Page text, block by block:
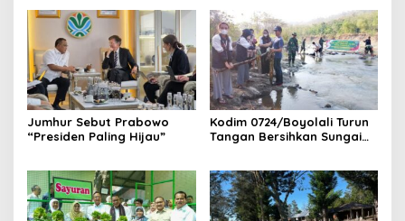
Jumhur Sebut Prabowo
“Presiden Paling Hijau”
Kodim 0724/Boyolali Turun
Tangan Bersihkan Sungai